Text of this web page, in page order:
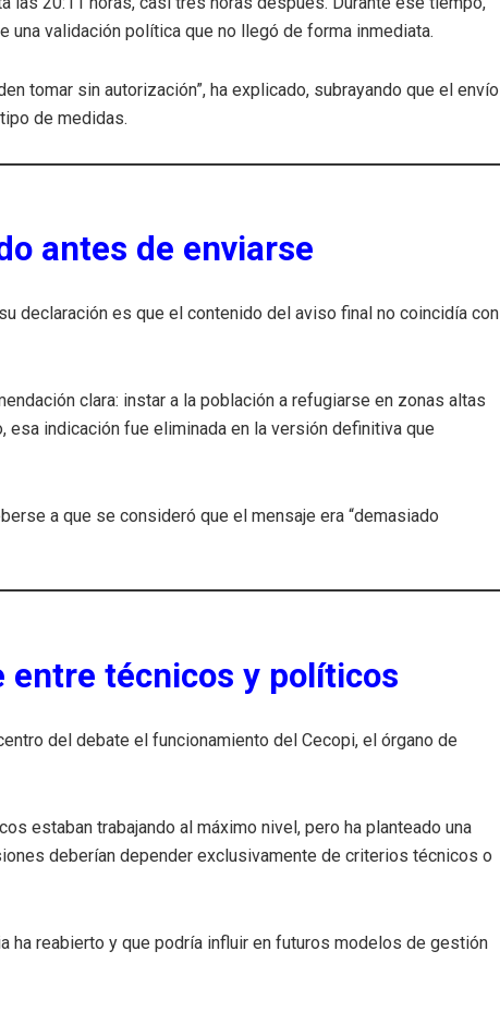
una validación política que no llegó de forma inmediata.
tomar sin autorización”, ha explicado, subrayando que el envío
de medidas.
antes de enviarse
declaración es que el contenido del aviso final no coincidía con
clara: instar a la población a refugiarse en zonas altas
esa indicación fue eliminada en la versión definitiva que
a que se consideró que el mensaje era “demasiado
entre técnicos y políticos
del debate el funcionamiento del Cecopi, el órgano de
estaban trabajando al máximo nivel, pero ha planteado una
deberían depender exclusivamente de criterios técnicos o
ha reabierto y que podría influir en futuros modelos de gestión